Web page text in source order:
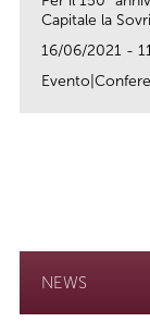
Capitale la
16/06/2021 -
NEWS